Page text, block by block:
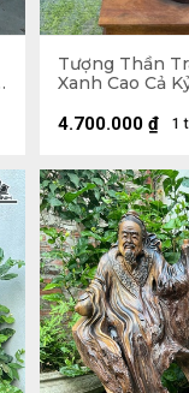
Tượng Thần
Xanh Cao Cả
1
4.700.000 ₫